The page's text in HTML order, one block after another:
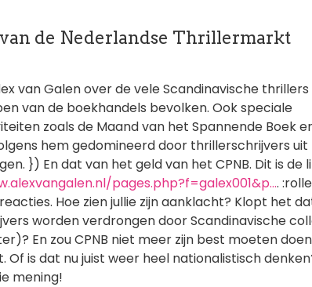
de Nederlandse Thrillermarkt
van Galen over de vele Scandinavische thrillers
van de boekhandels bevolken. Ook speciale
zoals de Maand van het Spannende Boek
hem gedomineerd door thrillerschrijvers uit
}) En dat van het geld van het CPNB. Dit is de
pages.php?f=galex001&p….
Hoe zien jullie zijn aanklacht? Klopt het
worden verdrongen door Scandinavische
En zou CPNB niet meer zijn best moeten
is dat nu juist weer heel nationalistisch
mening!